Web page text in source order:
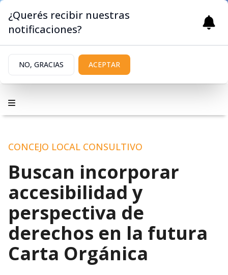
CONCEJO LOCAL CONSULTIVO
Buscan incorporar
accesibilidad y
perspectiva de
derechos en la futura
Carta Orgánica
¿Querés recibir nuestras
notificaciones?
NO, GRACIAS ACEPTAR